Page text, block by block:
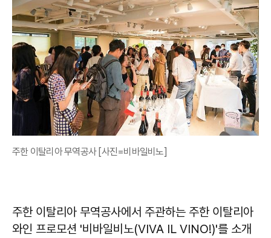
주한 이탈리아 무역공사 [사진=비바일비노]
주한 이탈리아 무역공사에서 주관하는 주한 이탈리아
와인 프로모션 '비바일비노(VIVA IL VINO!)'를 소개